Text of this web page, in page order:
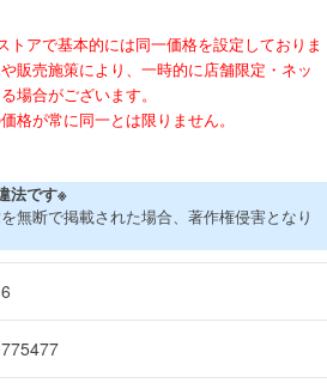
トアで基本的には同一価格を設定しておりま
販売施策により、一時的に店舗限定・ネッ
場合がございます。
格が常に同一とは限りません。
法です※
無断で掲載された場合、著作権侵害となり